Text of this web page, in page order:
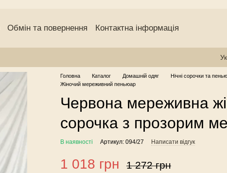
Обмін та повернення
Контактна інформація
Головна Каталог Домашній одяг Нічні сорочки та
Жіночий мереживний пеньюар
Червона мереживна
сорочка з прозорим
В наявності Артикул: 094/27 Написати відгук
1 018 грн 1 272 грн